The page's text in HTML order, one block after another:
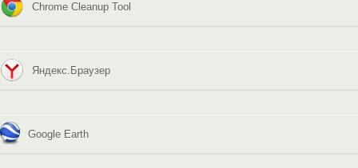
Chrome Cleanup Tool
Яндекс.Браузер
Google Earth